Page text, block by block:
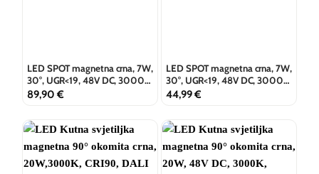
LED SPOT magnetna crna, 7W,
30°, UGR<19, 48V DC, 3000K,
CRI90, DALI prigušiva
89,90 €
LED SPOT magnetna crna, 7W,
30°, UGR<19, 48V DC, 3000K,
CRI90
44,99€